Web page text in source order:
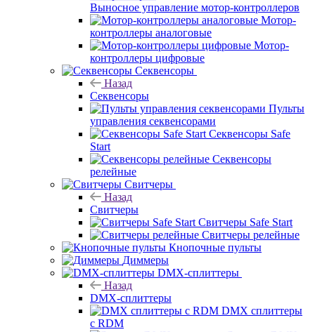
Выносное управление мотор-контроллеров
Мотор-
контроллеры аналоговые
Мотор-
контроллеры цифровые
Секвенсоры
Назад
Секвенсоры
Пульты
управления секвенсорами
Секвенсоры Safe
Start
Секвенсоры
релейные
Свитчеры
Назад
Свитчеры
Свитчеры Safe Start
Свитчеры релейные
Кнопочные пульты
Диммеры
DMX-сплиттеры
Назад
DMX-сплиттеры
DMX сплиттеры
с RDM